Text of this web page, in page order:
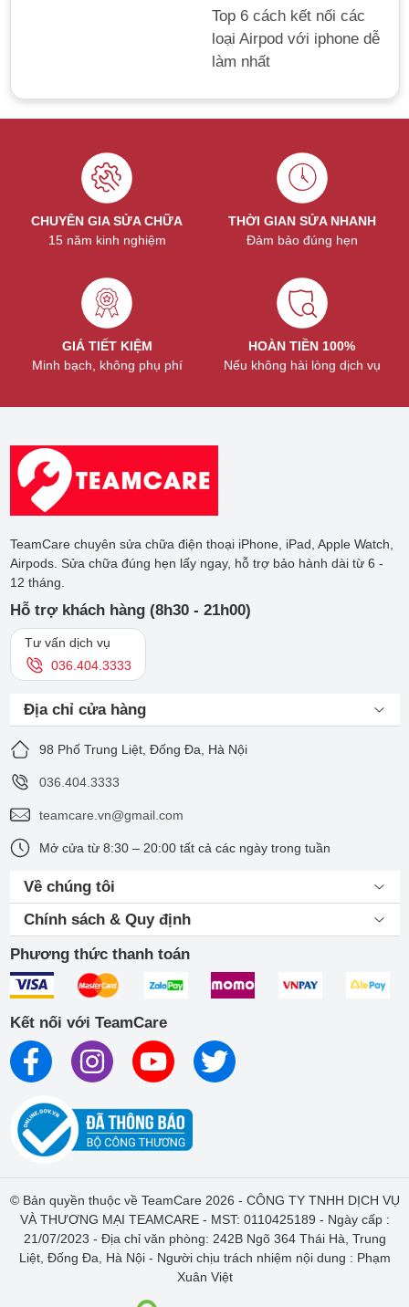
Top 6 cách kết nối các
loại Airpod với iphone dễ
làm nhất
CHUYÊN GIA SỬA CHỮA
15 năm kinh nghiệm
THỜI GIAN SỬA NHANH
Đảm bảo đúng hẹn
GIÁ TIẾT KIỆM
Minh bạch, không phụ phí
HOÀN TIỀN 100%
Nếu không hài lòng dịch vụ
TeamCare chuyên sửa chữa điện thoại iPhone, iPad, Apple Watch,
Airpods. Sửa chữa đúng hẹn lấy ngay, hỗ trợ bảo hành dài từ 6 -
12 tháng.
Hỗ trợ khách hàng (8h30 - 21h00)
Tư vấn dịch vụ
036.404.3333
Địa chỉ cửa hàng
98 Phố Trung Liệt, Đống Đa, Hà Nội
036.404.3333
teamcare.vn@gmail.com
Mở cửa từ 8:30 – 20:00 tất cả các ngày trong tuần
Về chúng tôi
Chính sách & Quy định
Phương thức thanh toán
Kết nối với TeamCare
© Bản quyền thuộc về TeamCare 2026 - CÔNG TY TNHH DỊCH VỤ
VÀ THƯƠNG MẠI TEAMCARE - MST: 0110425189 - Ngày cấp :
21/07/2023 - Địa chỉ văn phòng: 242B Ngõ 364 Thái Hà, Trung
Liệt, Đống Đa, Hà Nội - Người chịu trách nhiệm nội dung : Phạm
Xuân Việt